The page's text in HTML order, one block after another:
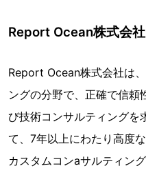
Report Ocean株式会
Report Ocean株式会社は
ングの分野で、正確で信頼
び技術コンサルティングを
て、7年以上にわたり高度
カスタムコンaサルティン